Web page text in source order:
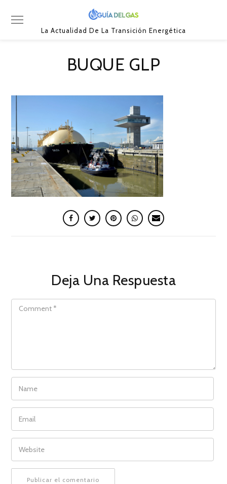
La Actualidad De La Transición Energética
BUQUE GLP
Deja Una Respuesta
COMMENT
NAME
EMAIL
WEBSITE